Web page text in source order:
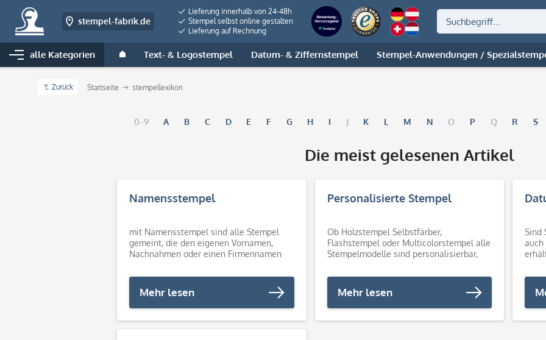
stempel-fabrik.de
Lieferung innerhalb von 24-48h
Stempel selbst online gestalten
Lieferung auf Rechnung
alle Kategorien Text- & Logostempel Datum- & Ziffernstempel Stempel-Anwendungen /
Zurück Startseite stempellexikon
0-9 A B C D E F G H I J K L M N O P Q R S
Die meist gelesenen Artikel
Namensstempel
mit Namensstempel sind alle Stempel
gemeint, die den eigenen Vornamen,
Nachnahmen oder einen Firmennamen
Mehr lesen
Personalisierte Stempel
Ob Holzstempel Selbstfärber,
Flashstempel oder Multicolorstempel alle
Stempelmodelle sind personalisierbar,
Kundenwünschen erstellt.
Mehr lesen
Sind
auch